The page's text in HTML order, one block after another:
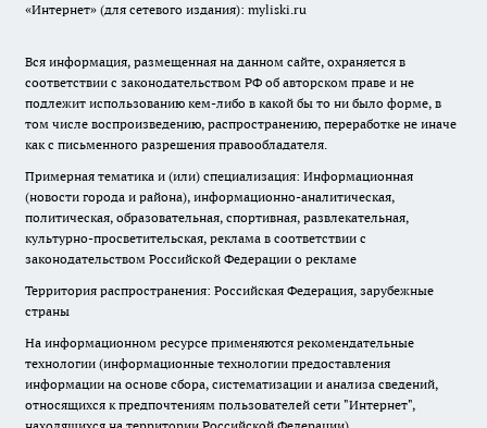
«Интернет» (для сетевого издания): myliski.ru
Вся информация, размещенная на данном сайте, охраняется в
соответствии с законодательством РФ об авторском праве и не
подлежит использованию кем-либо в какой бы то ни было форме, в
том числе воспроизведению, распространению, переработке не иначе
как с письменного разрешения правообладателя.
Примерная тематика и (или) специализация: Информационная
(новости города и района), информационно-аналитическая,
политическая, образовательная, спортивная, развлекательная,
культурно-просветительская, реклама в соответствии с
законодательством Российской Федерации о рекламе
Территория распространения: Российская Федерация, зарубежные
страны
На информационном ресурсе применяются рекомендательные
технологии (информационные технологии предоставления
информации на основе сбора, систематизации и анализа сведений,
относящихся к предпочтениям пользователей сети "Интернет",